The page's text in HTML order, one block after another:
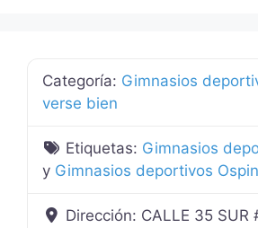
Categoría: Gimnasios
verse bien
Etiquetas: Gimnasios
y Gimnasios deportivos
Dirección: CALLE 35 SUR